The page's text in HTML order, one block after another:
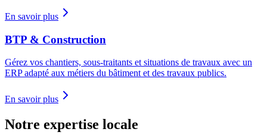
En savoir plus
BTP & Construction
Gérez vos chantiers, sous-traitants et situations de travaux avec un
ERP adapté aux métiers du bâtiment et des travaux publics.
En savoir plus
Notre expertise locale